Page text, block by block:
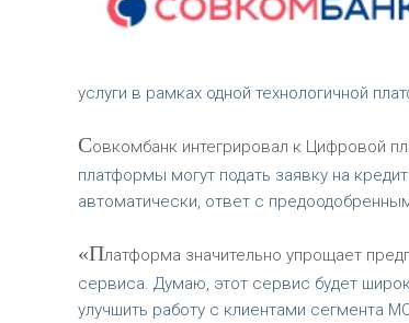
услуги в рамках одной технологичной
Совкомбанк интегрировал к Цифровой
платформы могут подать заявку на
автоматически, ответ с
«Платформа значительно упрощает
сервиса. Думаю, этот сервис будет
улучшить работу с клиентами сегмента